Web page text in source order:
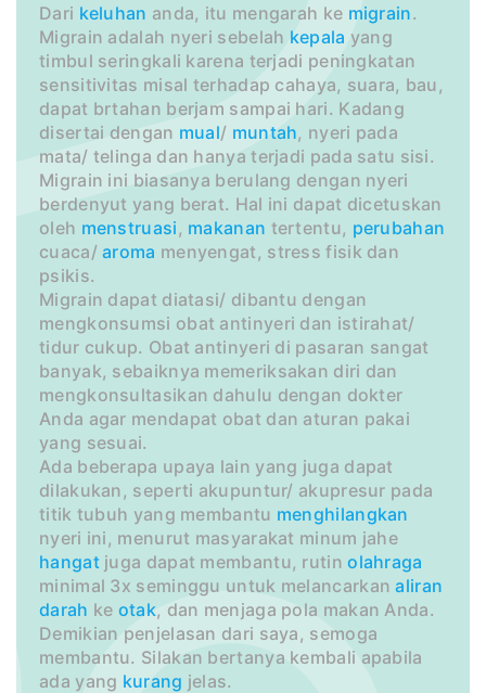
Dari keluhan anda, itu mengarah ke migrain.
Migrain adalah nyeri sebelah kepala yang
timbul seringkali karena terjadi peningkatan
sensitivitas misal terhadap cahaya, suara, bau,
dapat brtahan berjam sampai hari. Kadang
disertai dengan mual/ muntah, nyeri pada
mata/ telinga dan hanya terjadi pada satu sisi.
Migrain ini biasanya berulang dengan nyeri
berdenyut yang berat. Hal ini dapat dicetuskan
oleh menstruasi , makanan tertentu, perubahan
cuaca/aroma menyengat, stress fisik dan
psikis.
Migrain dapat diatasi/ dibantu dengan
mengkonsumsi obat antinyeri dan istirahat/
tidur cukup. Obat antinyeri di pasaran sangat
banyak, sebaiknya memeriksakan diri dan
mengkonsultasikan dahulu dengan dokter
Anda agar mendapat obat dan aturan pakai
yang sesuai.
Ada beberapa upaya lain yang juga dapat
dilakukan, seperti akupuntur/ akupresur pada
titik tubuh yang membantu menghilangkan
nyeri ini, menurut masyarakat minum jahe
hangatjuga dapat membantu, rutinolahraga
minimal 3x seminggu untuk melancarkanaliran
darah ke otak, dan menjaga pola makan Anda.
Demikian penjelasan dari saya,‭ ‬semoga
membantu.‭ ‬Silakan bertanya kembali apabila
ada yang kurang jelas.